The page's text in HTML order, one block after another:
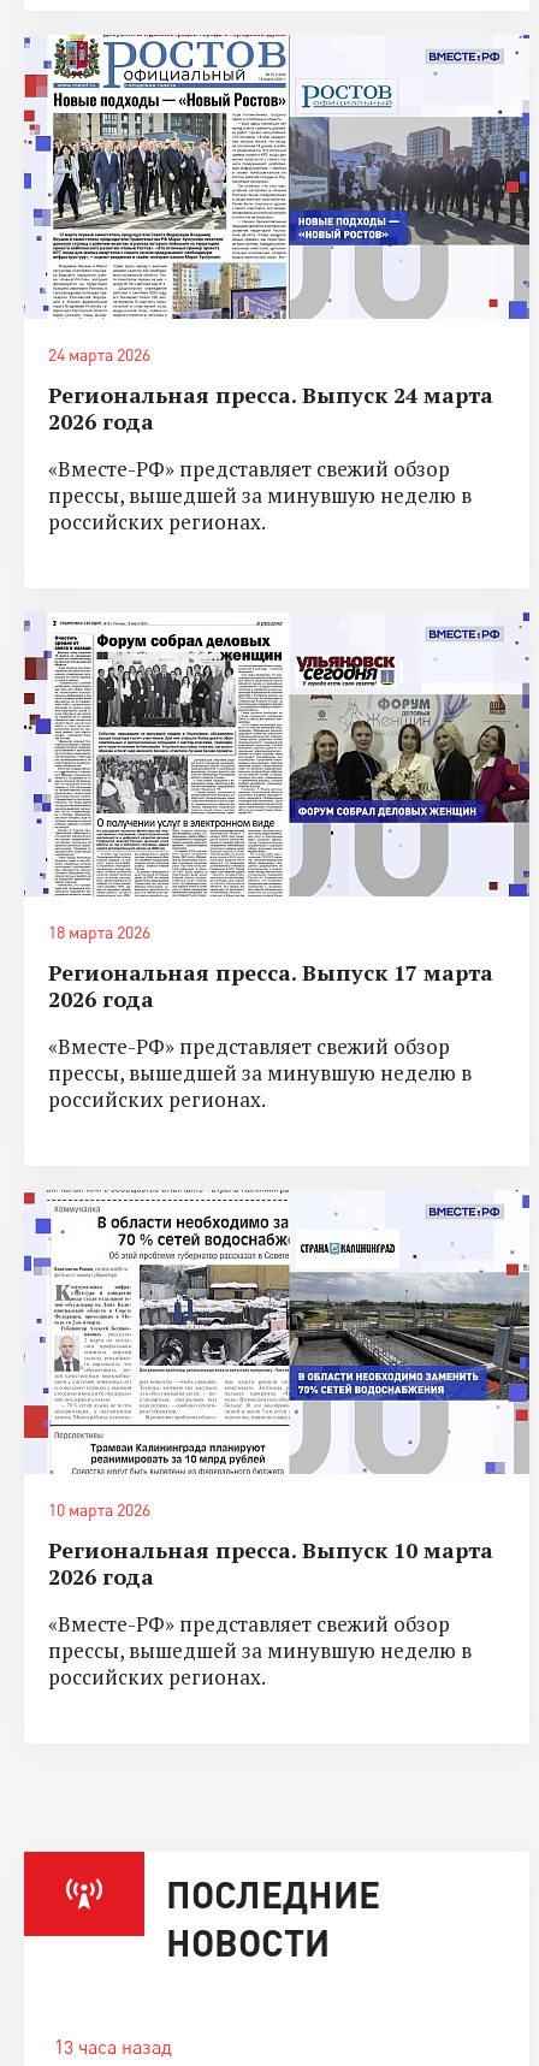
24 марта 2026
Региональная пресса. Выпуск 24 марта
2026 года
«Вместе-РФ» представляет свежий обзор
прессы, вышедшей за минувшую неделю в
российских регионах.
18 марта 2026
Региональная пресса. Выпуск 17 марта
2026 года
«Вместе-РФ» представляет свежий обзор
прессы, вышедшей за минувшую неделю в
российских регионах.
10 марта 2026
Региональная пресса. Выпуск 10 марта
2026 года
«Вместе-РФ» представляет свежий обзор
прессы, вышедшей за минувшую неделю в
российских регионах.
ПОСЛЕДНИЕ
НОВОСТИ
13 часа назад